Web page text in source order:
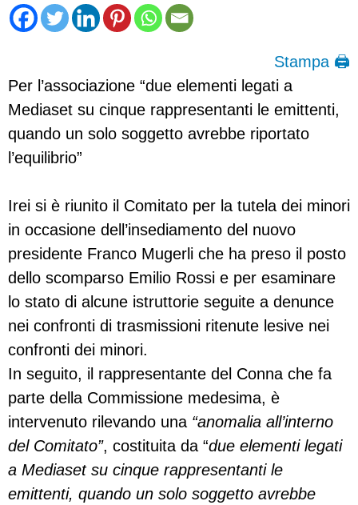
Stampa 🖨
Per l’associazione “due elementi legati a
Mediaset su cinque rappresentanti le emittenti,
quando un solo soggetto avrebbe riportato
l’equilibrio”
Irei si è riunito il Comitato per la tutela dei minori
in occasione dell’insediamento del nuovo
presidente Franco Mugerli che ha preso il posto
dello scomparso Emilio Rossi e per esaminare
lo stato di alcune istruttorie seguite a denunce
nei confronti di trasmissioni ritenute lesive nei
confronti dei minori.
In seguito, il rappresentante del Conna che fa
parte della Commissione medesima, è
intervenuto rilevando una “anomalia all’interno
del Comitato”, costituita da “due elementi legati
a Mediaset su cinque rappresentanti le
emittenti, quando un solo soggetto avrebbe